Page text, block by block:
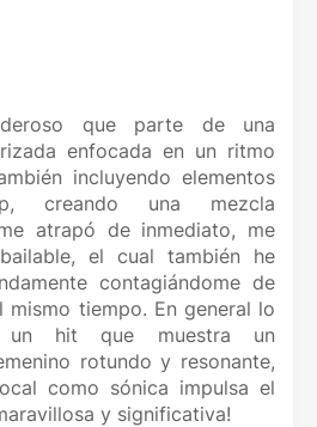
que parte de una
enfocada en un ritmo
incluyendo elementos
creando una mezcla
atrapó de inmediato, me
el cual también he
contagiándome de
mismo tiempo. En general lo
un hit que muestra un
rotundo y resonante,
como sónica impulsa el
y significativa!